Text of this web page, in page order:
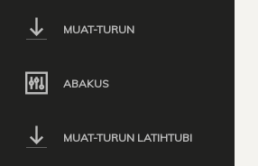
MUAT-TURUN
ABAKUS
MUAT-TURUN LATIHTUBI